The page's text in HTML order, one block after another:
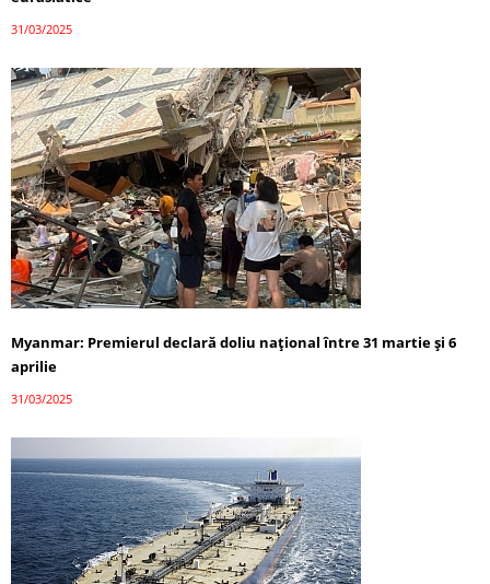
31/03/2025
Myanmar: Premierul declară doliu național între 31 martie și 6
aprilie
31/03/2025